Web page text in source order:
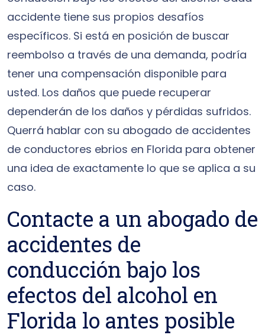
accidente tiene sus propios desafíos
específicos. Si está en posición de buscar
reembolso a través de una demanda, podría
tener una compensación disponible para
usted. Los daños que puede recuperar
dependerán de los daños y pérdidas sufridos.
Querrá hablar con su abogado de accidentes
de conductores ebrios en Florida para obtener
una idea de exactamente lo que se aplica a su
caso.
Contacte a un abogado de
accidentes de
conducción bajo los
efectos del alcohol en
Florida lo antes posible